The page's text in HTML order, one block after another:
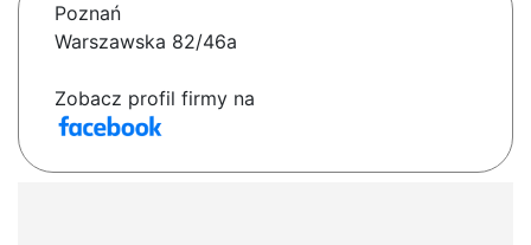
Poznań
Warszawska 82/46a
Zobacz profil firmy na